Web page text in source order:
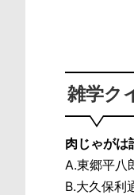
雑学ク
肉じゃがは
A.東郷平八
B.大久保利